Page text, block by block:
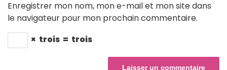
Enregistrer mon nom, mon e-mail et mon site dans
le navigateur pour mon prochain commentaire.
× trois = trois